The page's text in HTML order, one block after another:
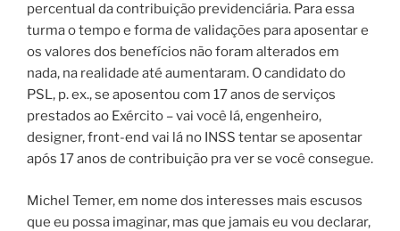
percentual da contribuição previdenciária. Para essa
turma o tempo e forma de validações para aposentar e
os valores dos benefícios não foram alterados em
nada, na realidade até aumentaram. O candidato do
PSL, p. ex., se aposentou com 17 anos de serviços
prestados ao Exército – vai você lá, engenheiro,
designer, front-end vai lá no INSS tentar se aposentar
após 17 anos de contribuição pra ver se você consegue.
Michel Temer, em nome dos interesses mais escusos
que eu possa imaginar, mas que jamais eu vou declarar,